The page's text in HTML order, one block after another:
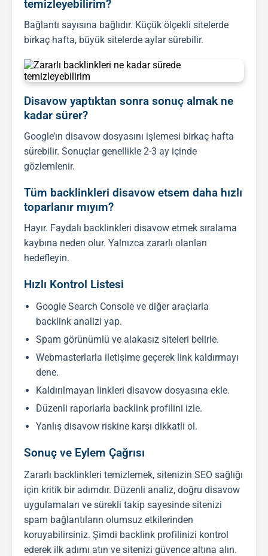
temizleyebilirim?
Bağlantı sayısına bağlıdır. Küçük ölçekli sitelerde
birkaç hafta, büyük sitelerde aylar sürebilir.
Disavow yaptıktan sonra sonuç almak ne
kadar sürer?
Google’ın disavow dosyasını işlemesi birkaç hafta
sürebilir. Sonuçlar genellikle 2-3 ay içinde
gözlemlenir.
Tüm backlinkleri disavow etsem daha hızlı
toparlanır mıyım?
Hayır. Faydalı backlinkleri disavow etmek sıralama
kaybına neden olur. Yalnızca zararlı olanları
hedefleyin.
Hızlı Kontrol Listesi
Google Search Console ve diğer araçlarla
backlink analizi yap.
Spam görünümlü ve alakasız siteleri belirle.
Webmasterlarla iletişime geçerek link kaldırmayı
dene.
Kaldırılmayan linkleri disavow dosyasına ekle.
Düzenli raporlarla backlink profilini izle.
Yanlış disavow riskine karşı dikkatli ol.
Sonuç ve Eylem Çağrısı
Zararlı backlinkleri temizlemek, sitenizin SEO sağlığı
için kritik bir adımdır. Düzenli analiz, doğru disavow
uygulamaları ve sürekli takip sayesinde sitenizi
spam bağlantıların olumsuz etkilerinden
koruyabilirsiniz. Şimdi backlink profilinizi kontrol
ederek ilk adımı atın ve sitenizi güvence altına alın.